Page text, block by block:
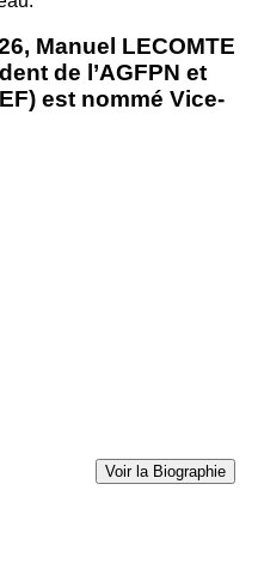
Manuel LECOMTE
de l’AGFPN et
est nommé Vice-
Voir la Biographie